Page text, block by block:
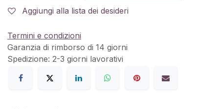
Aggiungi alla lista dei desideri
Termini e condizioni
Garanzia di rimborso di 14 giorni
Spedizione: 2-3 giorni lavorativi